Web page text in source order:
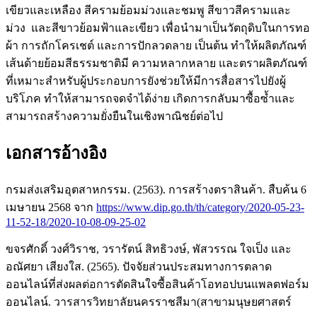
เขียวและเหลือง สีครามย้อมม่วงและชมพู สีขาวสีครามและ
ม่วง และสีขาวย้อมฟ้าและเขียว เพื่อนำมาเป็นวัตถุดิบในการทอ
ผ้า การถักโครเชต์ และการปักลวดลาย เป็นต้น ทำให้ผลิตภัณฑ์
เส้นด้ายย้อมสีธรรมชาติมี ความหลากหลาย และตราผลิตภัณฑ์
ที่เหมาะสำหรับผู้ประกอบการยังช่วยให้มีการสื่อสารไปยังผู้
บริโภค ทำให้สามารถจดจำได้ง่าย เกิดการกลับมาซื้อซ้ำและ
สามารถสร้างความยั่งยืนในเชิงพาณิชย์ต่อไป
เอกสารอ้างอิง
กรมส่งเสริมอุตสาหกรรม. (2563). การสร้างตราสินค้า. สืบค้น 6
เมษายน 2568 จาก https://www.dip.go.th/th/category/2020-05-23-
11-52-18/2020-10-08-09-25-02
ขจรศักดิ์ วงศ์วิราช, วรารัตน์ สิทธิวงษ์, พัสวรรณ ใจเป็ง และ
อณัศยา เสียงใส. (2565). ปัจจัยส่วนประสมทางการตลาด
ออนไลน์ที่ส่งผลต่อการตัดสินใจซื้อสินค้าโอทอปบนแพลตฟอร์ม
ออนไลน์. วารสารวิทยาลัยนครราชสีมา(สาขามนุษยศาสตร์